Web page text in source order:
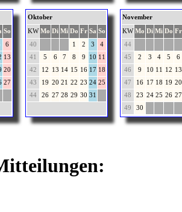
So
6
13
20
27
Oktober
KW Mo Di Mi Do Fr Sa So
40
1 2 3
4
41
5 6 7 8 9 10 11
42
12 13 14 15 16 17 18
43
19 20 21 22 23 24 25
44
26 27 28 29 30 31
November
KW Mo Di Mi Do Fr
44
45
2 3 4 5
6
46
9 10 11 12 13
47
16 17 18 19 20
48
23 24 25 26 27
49
30